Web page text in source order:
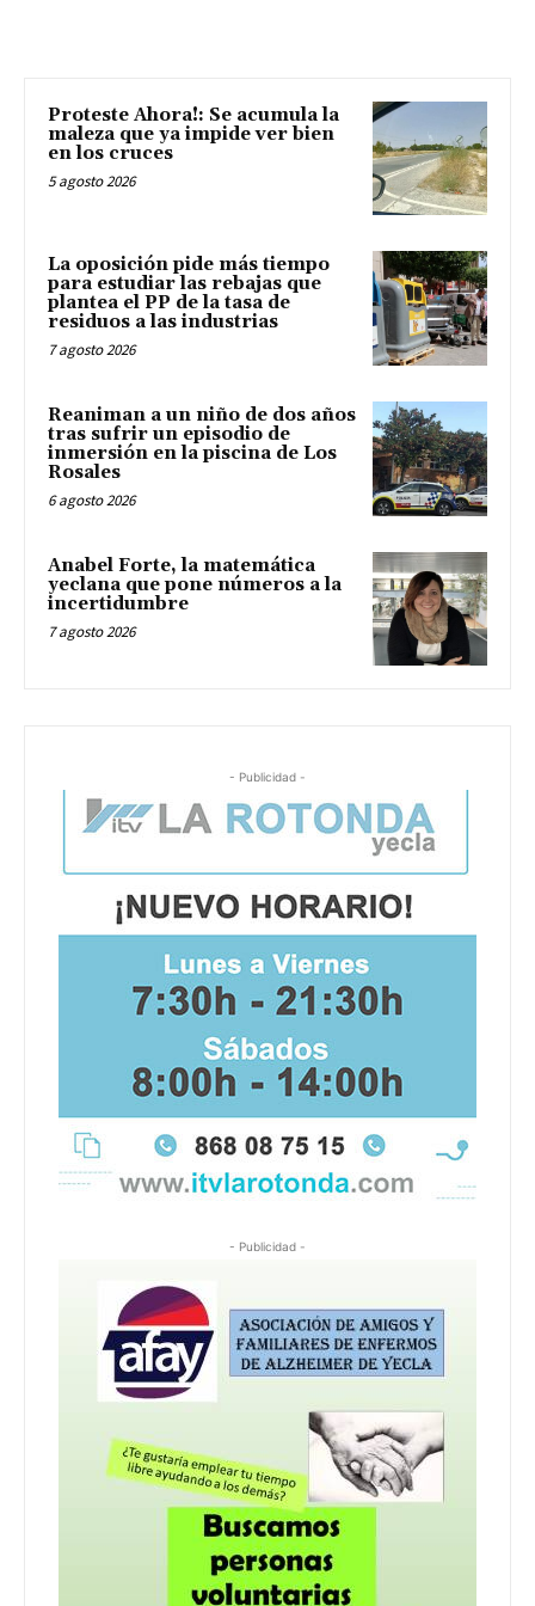
Proteste Ahora!: Se acumula la
maleza que ya impide ver bien
en los cruces
5 agosto 2026
La oposición pide más tiempo
para estudiar las rebajas que
plantea el PP de la tasa de
residuos a las industrias
7 agosto 2026
Reaniman a un niño de dos años
tras sufrir un episodio de
inmersión en la piscina de Los
Rosales
6 agosto 2026
Anabel Forte, la matemática
yeclana que pone números a la
incertidumbre
7 agosto 2026
- Publicidad -
- Publicidad -